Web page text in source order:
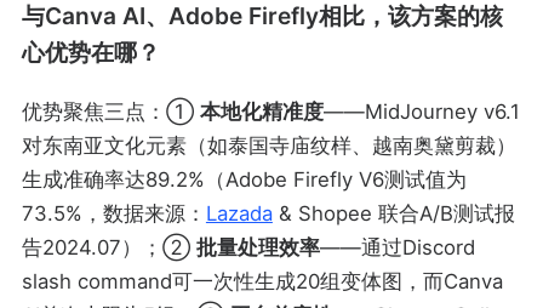
与Canva AI、Adobe Firefly相比，该方案的核
心优势在哪？
优势聚焦三点：① 本地化精准度——MidJourney v6.1
对东南亚文化元素（如泰国寺庙纹样、越南奥黛剪裁）
生成准确率达89.2%（Adobe Firefly V6测试值为
73.5%，数据来源： Lazada& Shopee 联合A/B测试报
告2024.07）；② 批量处理效率——通过Discord
slash command可一次性生成20组变体图，而Canva